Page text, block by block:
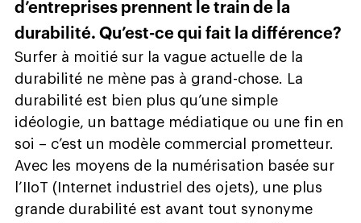
d’entreprises prennent le train de la
durabilité. Qu’est-ce qui fait la différence?
Surfer à moitié sur la vague actuelle de la
durabilité ne mène pas à grand-chose. La
durabilité est bien plus qu’une simple
idéologie, un battage médiatique ou une fin en
soi – c’est un modèle commercial prometteur.
Avec les moyens de la numérisation basée sur
l’IIoT (Internet industriel des ojets), une plus
grande durabilité est avant tout synonyme